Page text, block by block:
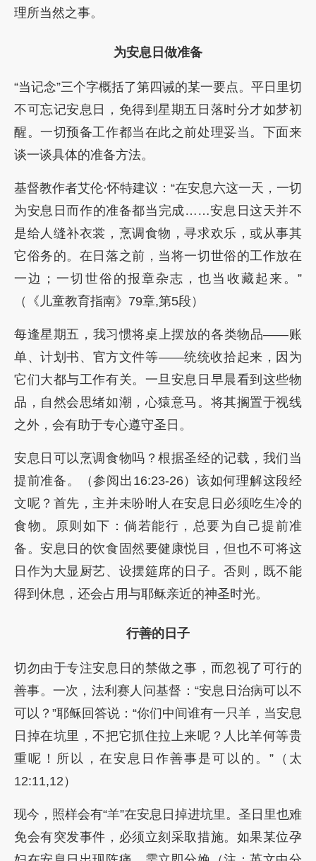
理所当然之事。
为安息日做准备
“当记念”三个字概括了第四诫的某一要点。平日里切
不可忘记安息日，免得到星期五日落时分才如梦初
醒。一切预备工作都当在此之前处理妥当。下面来
谈一谈具体的准备方法。
基督教作者艾伦·怀特建议：“在安息六这一天，一切
为安息日而作的准备都当完成……安息日这天并不
是给人缝补衣裳，烹调食物，寻求欢乐，或从事其
它俗务的。在日落之前，当将一切世俗的工作放在
一边；一切世俗的报章杂志，也当收藏起来。”
（《儿童教育指南》79章,第5段）
每逢星期五，我习惯将桌上摆放的各类物品——账
单、计划书、官方文件等——统统收拾起来，因为
它们大都与工作有关。一旦安息日早晨看到这些物
品，自然会思绪如潮，心猿意马。将其搁置于视线
之外，会有助于专心遵守圣日。
安息日可以烹调食物吗？根据圣经的记载，我们当
提前准备。（参阅出16:23-26）该如何理解这段经
文呢？首先，主并未吩咐人在安息日必须吃生冷的
食物。原则如下：倘若能行，总要为自己提前准
备。安息日的饮食固然要健康悦目，但也不可将这
日作为大显厨艺、设摆筵席的日子。否则，既不能
得到休息，还会占用与耶稣亲近的神圣时光。
行善的日子
切勿由于专注安息日的禁做之事，而忽视了可行的
善事。一次，法利赛人问基督：“安息日治病可以不
可以？”耶稣回答说：“你们中间谁有一只羊，当安息
日掉在坑里，不把它抓住拉上来呢？人比羊何等贵
重呢！所以，在安息日作善事是可以的。”（太
12:11,12）
现今，照样会有“羊”在安息日掉进坑里。圣日里也难
免会有突发事件，必须立刻采取措施。如果某位孕